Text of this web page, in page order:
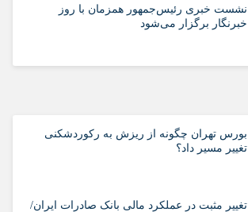
نشست خبری رئیس‌جمهور همزمان با روز
خبرنگار برگزار می‌شود
بورس تهران چگونه از ریزش به رکوردشکنی
تغییر مسیر داد؟
تغییر مثبت در عملکرد مالی بانک صادرات ایران/